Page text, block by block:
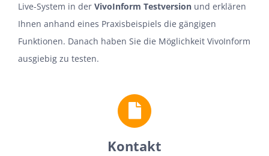
Live-System in der VivoInform Testversion und erklären
Ihnen anhand eines Praxisbeispiels die gängigen
Funktionen. Danach haben Sie die Möglichkeit VivoInform
ausgiebig zu testen.
Kontakt